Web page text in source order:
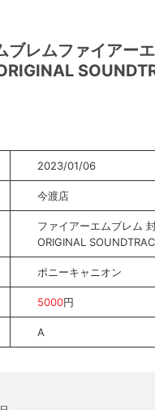
ブレムファイアー
2023/01/06
今渡店
ファイアーエムブレム
ORIGINAL
ポニーキャニオン
5000円
A